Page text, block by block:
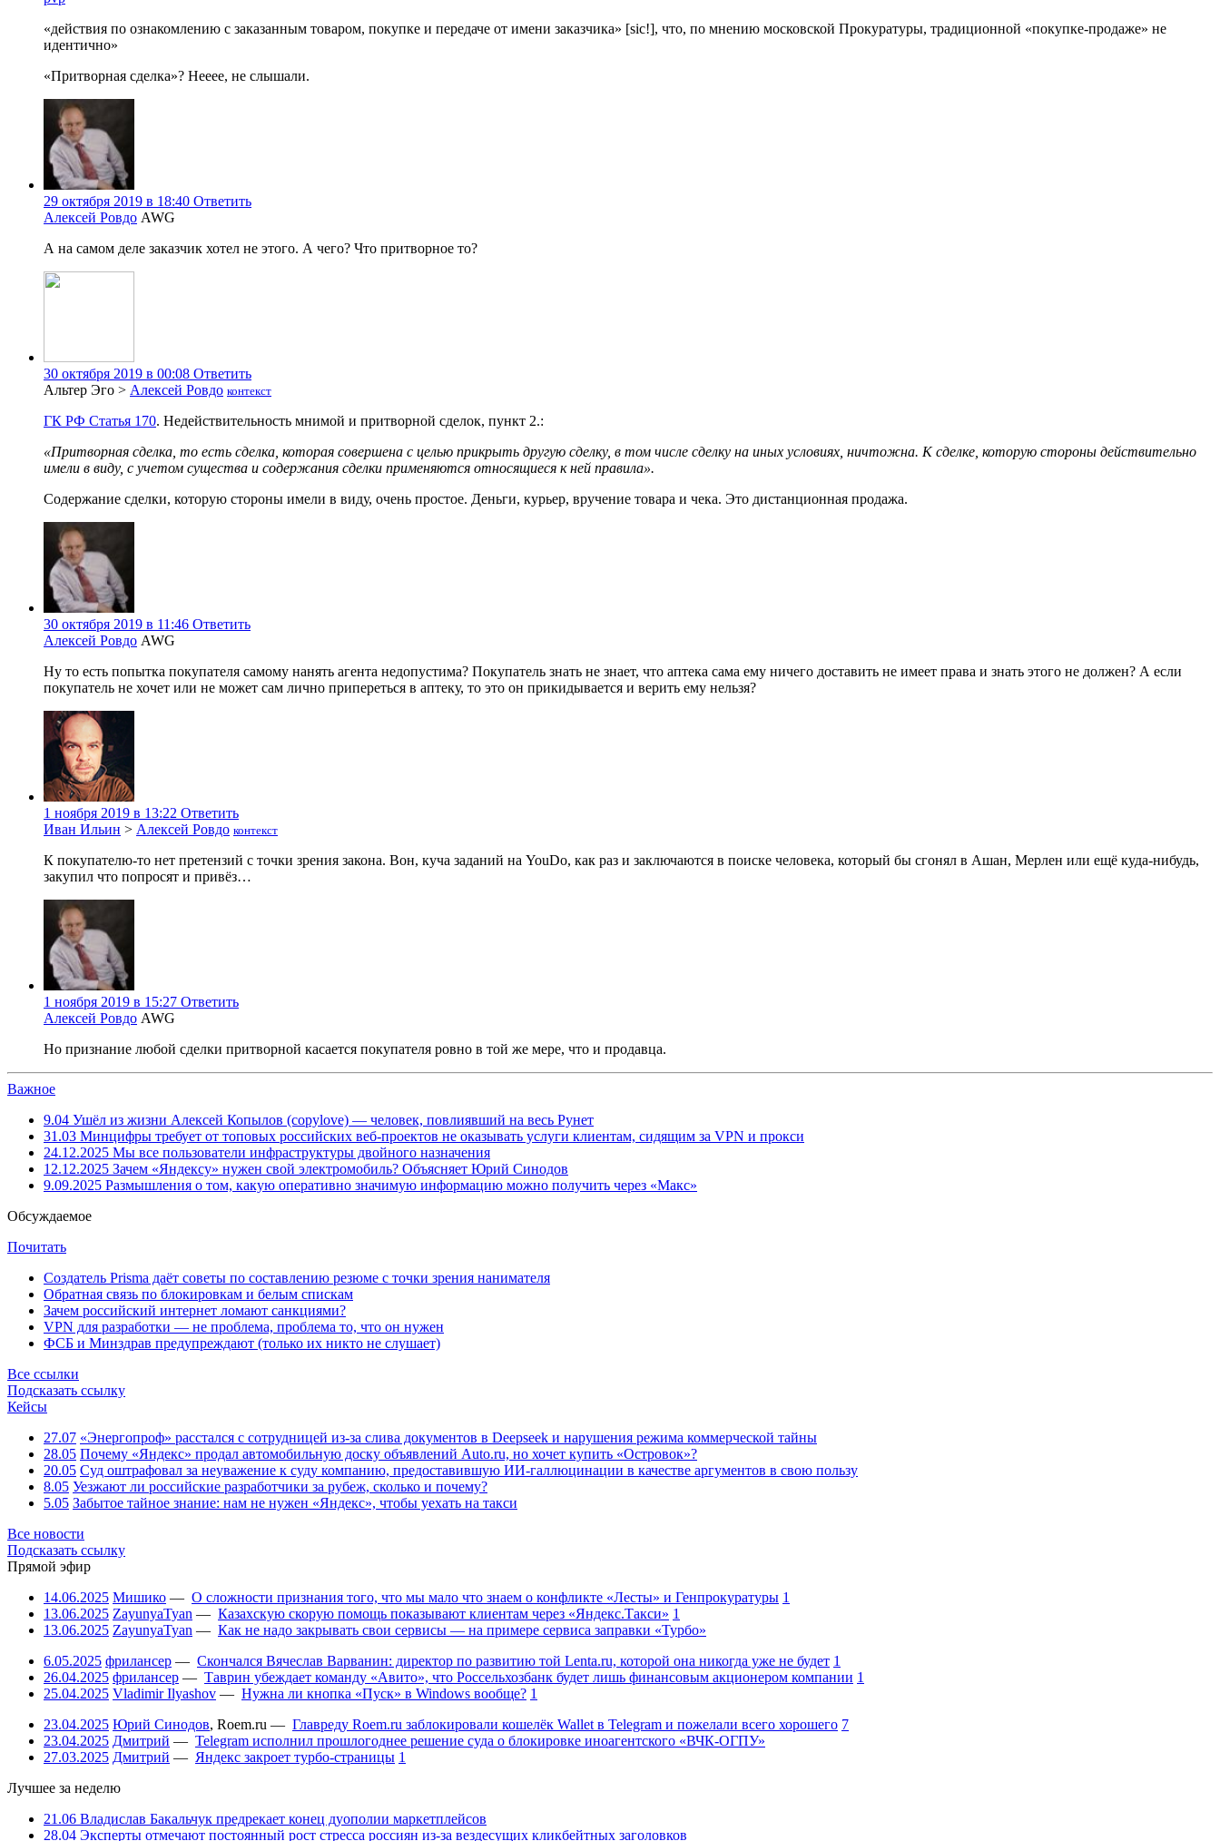
«действия по ознакомлению с заказанным товаром, покупке и передаче от имени заказчика» [sic!], что, по мнению московской Прокуратуры, традиционной «покупке-продаже» не
идентично»
«Притворная сделка»? Нееее, не слышали.
29 октября 2019 в 18:40 Ответить
Алексей Ровдо AWG
А на самом деле заказчик хотел не этого. А чего? Что притворное то?
30 октября 2019 в 00:08 Ответить
Альтер Эго > Алексей Ровдо контекст
ГК РФ Статья 170. Недействительность мнимой и притворной сделок, пункт 2.:
«Притворная сделка, то есть сделка, которая совершена с целью прикрыть другую сделку, в том числе сделку на иных условиях, ничтожна. К сделке, которую стороны действительно
имели в виду, с учетом существа и содержания сделки применяются относящиеся к ней правила».
Содержание сделки, которую стороны имели в виду, очень простое. Деньги, курьер, вручение товара и чека. Это дистанционная продажа.
30 октября 2019 в 11:46 Ответить
Алексей Ровдо AWG
Ну то есть попытка покупателя самому нанять агента недопустима? Покупатель знать не знает, что аптека сама ему ничего доставить не имеет права и знать этого не должен? А если
покупатель не хочет или не может сам лично припереться в аптеку, то это он прикидывается и верить ему нельзя?
1 ноября 2019 в 13:22 Ответить
Иван Ильин > Алексей Ровдо контекст
К покупателю-то нет претензий с точки зрения закона. Вон, куча заданий на YouDo, как раз и заключаются в поиске человека, который бы сгонял в Ашан, Мерлен или ещё куда-нибудь,
закупил что попросят и привёз…
1 ноября 2019 в 15:27 Ответить
Алексей Ровдо AWG
Но признание любой сделки притворной касается покупателя ровно в той же мере, что и продавца.
Важное
9.04 Ушёл из жизни Алексей Копылов (copylove) — человек, повлиявший на весь Рунет
31.03 Минцифры требует от топовых российских веб-проектов не оказывать услуги клиентам, сидящим за VPN и прокси
24.12.2025 Мы все пользователи инфраструктуры двойного назначения
12.12.2025 Зачем «Яндексу» нужен свой электромобиль? Объясняет Юрий Синодов
9.09.2025 Размышления о том, какую оперативно значимую информацию можно получить через «Макс»
Обсуждаемое
Почитать
Создатель Prisma даёт советы по составлению резюме с точки зрения нанимателя
Обратная связь по блокировкам и белым спискам
Зачем российский интернет ломают санкциями?
VPN для разработки — не проблема, проблема то, что он нужен
ФСБ и Минздрав предупреждают (только их никто не слушает)
Все ссылки
Подсказать ссылку
Кейсы
27.07 «Энергопроф» расстался с сотрудницей из-за слива документов в Deepseek и нарушения режима коммерческой тайны
28.05 Почему «Яндекс» продал автомобильную доску объявлений Auto.ru, но хочет купить «Островок»?
20.05 Суд оштрафовал за неуважение к суду компанию, предоставившую ИИ-галлюцинации в качестве аргументов в свою пользу
8.05 Уезжают ли российские разработчики за рубеж, сколько и почему?
5.05 Забытое тайное знание: нам не нужен «Яндекс», чтобы уехать на такси
Все новости
Подсказать ссылку
Прямой эфир
14.06.2025 Мишико — О сложности признания того, что мы мало что знаем о конфликте «Лесты» и Генпрокуратуры 1
13.06.2025 ZayunyaTyan — Казахскую скорую помощь показывают клиентам через «Яндекс.Такси» 1
13.06.2025 ZayunyaTyan — Как не надо закрывать свои сервисы — на примере сервиса заправки «Турбо»
6.05.2025 фрилансер — Скончался Вячеслав Варванин: директор по развитию той Lenta.ru, которой она никогда уже не будет 1
26.04.2025 фрилансер — Таврин убеждает команду «Авито», что Россельхозбанк будет лишь финансовым акционером компании 1
25.04.2025 Vladimir Ilyashov — Нужна ли кнопка «Пуск» в Windows вообще? 1
23.04.2025 Юрий Синодов, Roem.ru — Главреду Roem.ru заблокировали кошелёк Wallet в Telegram и пожелали всего хорошего 7
23.04.2025 Дмитрий — Telegram исполнил прошлогоднее решение суда о блокировке иноагентского «ВЧК-ОГПУ»
27.03.2025 Дмитрий — Яндекс закроет турбо-страницы 1
Лучшее за неделю
21.06 Владислав Бакальчук предрекает конец дуополии маркетплейсов
28.04 Эксперты отмечают постоянный рост стресса россиян из-за вездесущих кликбейтных заголовков